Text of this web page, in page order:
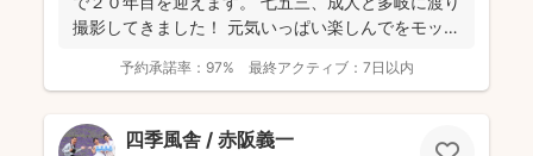
撮影してきました！ 元気いっぱい楽しんでをモット
予約承諾率： 97% 最終アクティブ： 7日以内
四季風舎 / 赤阪義一